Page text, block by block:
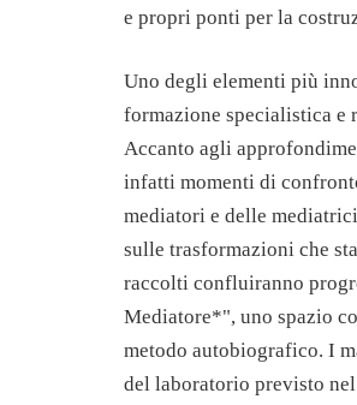
e propri ponti per la
Uno degli elementi più
formazione specialistica e
Accanto agli
infatti momenti di
mediatori e delle
sulle trasformazioni che
raccolti confluiranno
Mediatore*", uno spazio
metodo autobiografico. I
del laboratorio previsto